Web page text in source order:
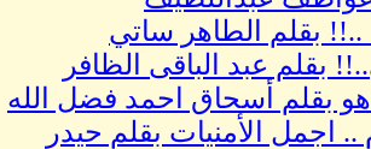
..!! بقلم الطاهر ساتي
بقلم عبد الباقى الظافر
بقلم أسحاق احمد فضل الله
.. اجمل الأمنيات بقلم حيدر